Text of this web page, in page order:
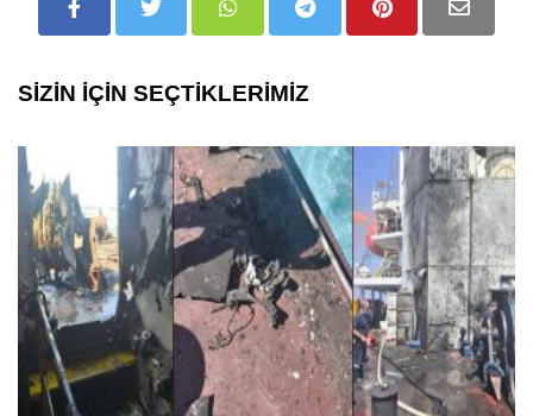
SİZİN İÇİN SEÇTİKLERİMİZ